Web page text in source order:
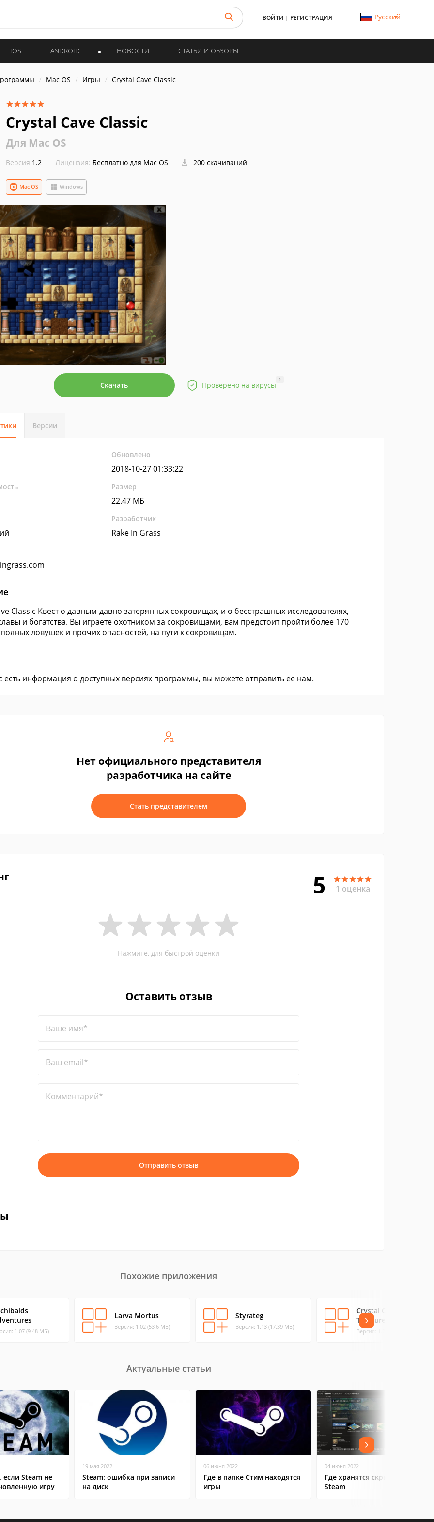
ВОЙТИ | РЕГИСТРАЦИЯ Русский
IOS ANDROID НОВОСТИ СТАТЬИ И ОБЗОРЫ
Mac OS Игры Crystal Cave Classic
Crystal Cave Classic
Для Mac OS
Версия:1.2 Лицензия: Бесплатно для Mac OS 200 скачиваний
Mac OS Windows
Скачать Проверено на вирусы
?
Версии
Обновлено
2018-10-27 01:33:22
Размер
22.47 МБ
Разработчик
Rake In Grass
Classic Квест о давным-давно затерянных сокровищах, и о бесстрашных исследователях,
и богатства. Вы играете охотником за сокровищами, вам предстоит пройти более 170
ловушек и прочих опасностей, на пути к сокровищам.
есть информация о доступных версиях программы, вы можете отправить ее нам.
Нет официального представителя
разработчика на сайте
Стать представителем
5 1 оценка
Нажмите, для быстрой оценки
Оставить отзыв
Ваше имя*
Ваш email*
Комментарий*
Отправить отзыв
Похожие приложения
1.07 (9.48 МБ)
Larva Mortus
Версия: 1.02 (53.6 МБ)
Styrateg
Версия: 1.13 (17.39 МБ)
Crystal Cave: Lost
Treasure
Версия: 1.2 (25.52 МБ)
Актуальные статьи
если Steam не
игру
19 мая 2022
Steam: ошибка при записи
на диск
06 июня 2022
Где в папке Стим находятся
игры
04 июня 2022
Где хранятся скриншоты в
Steam